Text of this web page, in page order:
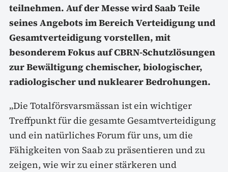
teilnehmen. Auf der Messe wird Saab Teile
seines Angebots im Bereich Verteidigung und
Gesamtverteidigung vorstellen, mit
besonderem Fokus auf CBRN-Schutzlösungen
zur Bewältigung chemischer, biologischer,
radiologischer und nuklearer Bedrohungen.
„Die Totalförsvarsmässan ist ein wichtiger
Treffpunkt für die gesamte Gesamtverteidigung
und ein natürliches Forum für uns, um die
Fähigkeiten von Saab zu präsentieren und zu
zeigen, wie wir zu einer stärkeren und